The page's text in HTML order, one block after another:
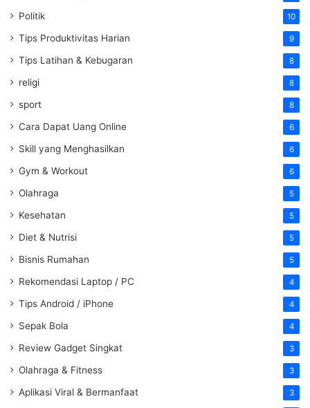
Politik 10
Tips Produktivitas Harian 9
Tips Latihan & Kebugaran 8
religi 8
sport 8
Cara Dapat Uang Online 6
Skill yang Menghasilkan 6
Gym & Workout 6
Olahraga 5
Kesehatan 5
Diet & Nutrisi 5
Bisnis Rumahan 5
Rekomendasi Laptop / PC 4
Tips Android / iPhone 4
Sepak Bola 4
Review Gadget Singkat 3
Olahraga & Fitness 3
Aplikasi Viral & Bermanfaat 3